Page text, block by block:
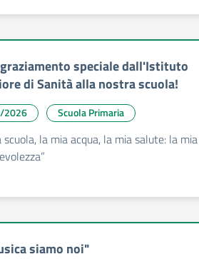
speciale dall'Istituto
di Sanità alla nostra scuola!
2026 Scuola Primaria
scuola, la mia acqua, la mia salute: la mia
siamo noi"